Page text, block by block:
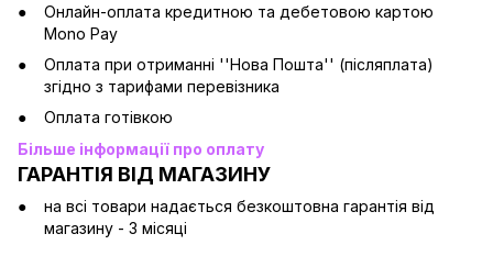
Онлайн-оплата кредитною та дебетовою картою
Mono Pay
Оплата при отриманні ''Нова Пошта'' (післяплата)
згідно з тарифами перевізника
Оплата готівкою
Більше інформації про оплату
ГАРАНТІЯ ВІД МАГАЗИНУ
на всі товари надається безкоштовна гарантія від
магазину - 3 місяці